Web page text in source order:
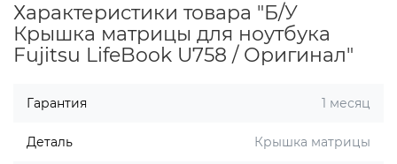
Характеристики товара "Б/У
Крышка матрицы для ноутбука
Fujitsu LifeBook U758 / Оригинал"
Гарантия 1 месяц
Деталь Крышка матрицы